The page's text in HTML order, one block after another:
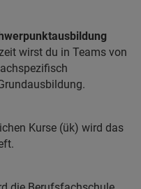
wirst du in Teams von
Kurse (ük) wird das